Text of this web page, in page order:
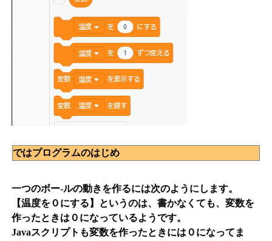
ではプログラムのはじめ
一つのボー-ルの動きを作るには次のようにします。
【温度を０にする】というのは、書かなくても、変数を
作ったときは０になっているようです。
Javaスクリプトも変数を作ったときには０になってま